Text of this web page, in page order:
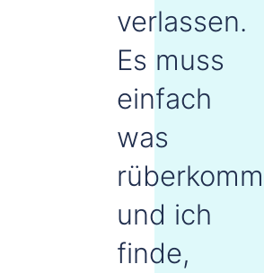
verlassen.
Es muss
einfach
was
und ich
finde,